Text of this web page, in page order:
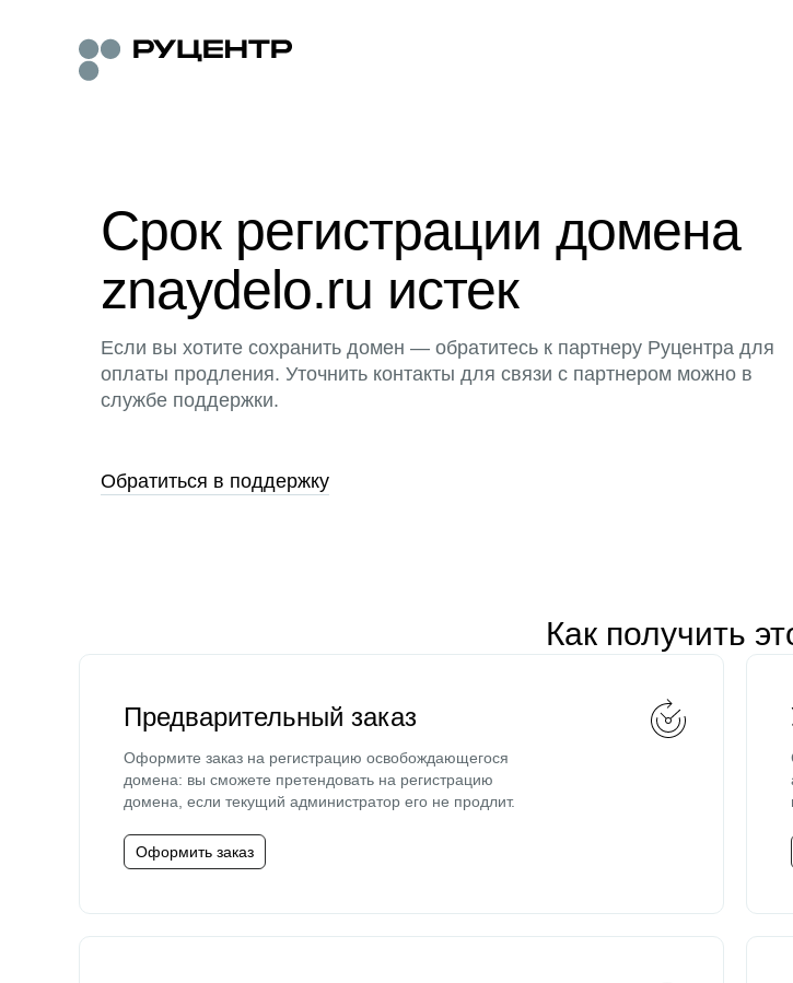
Срок регистрации домена
znaydelo.ru истек
Если вы хотите сохранить домен — обратитесь к партнеру Руцентра для
оплаты продления. Уточнить контакты для связи с партнером можно в
службе поддержки.
Обратиться в поддержку
Как получить
Предварительный заказ
Оформите заказ на регистрацию освобождающегося
домена: вы сможете претендовать на регистрацию
домена, если текущий администратор его не продлит.
Оформить заказ